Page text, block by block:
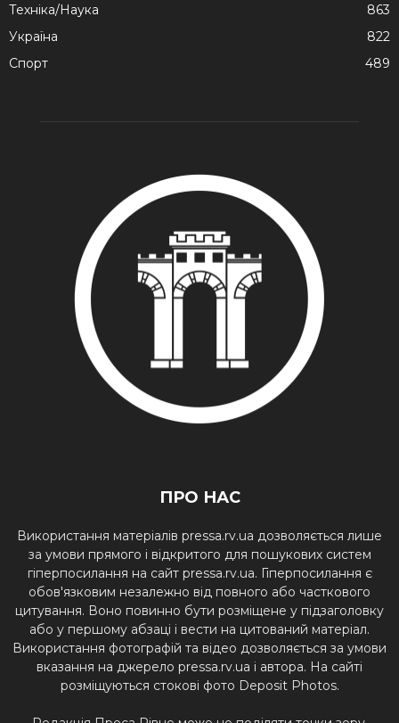
Техніка/Наука
863
Україна
822
Спорт
489
ПРО НАС
Використання матеріалів pressa.rv.ua дозволяється лише
за умови прямого і відкритого для пошукових систем
гіперпосилання на сайт pressa.rv.ua. Гіперпосилання є
обов'язковим незалежно від повного або часткового
цитування. Воно повинно бути розміщене у підзаголовку
або у першому абзаці і вести на цитований матеріал.
Використання фотографій та відео дозволяється за умови
вказання на джерело pressa.rv.ua і автора. На сайті
розміщуються стокові фото Deposit Photos.